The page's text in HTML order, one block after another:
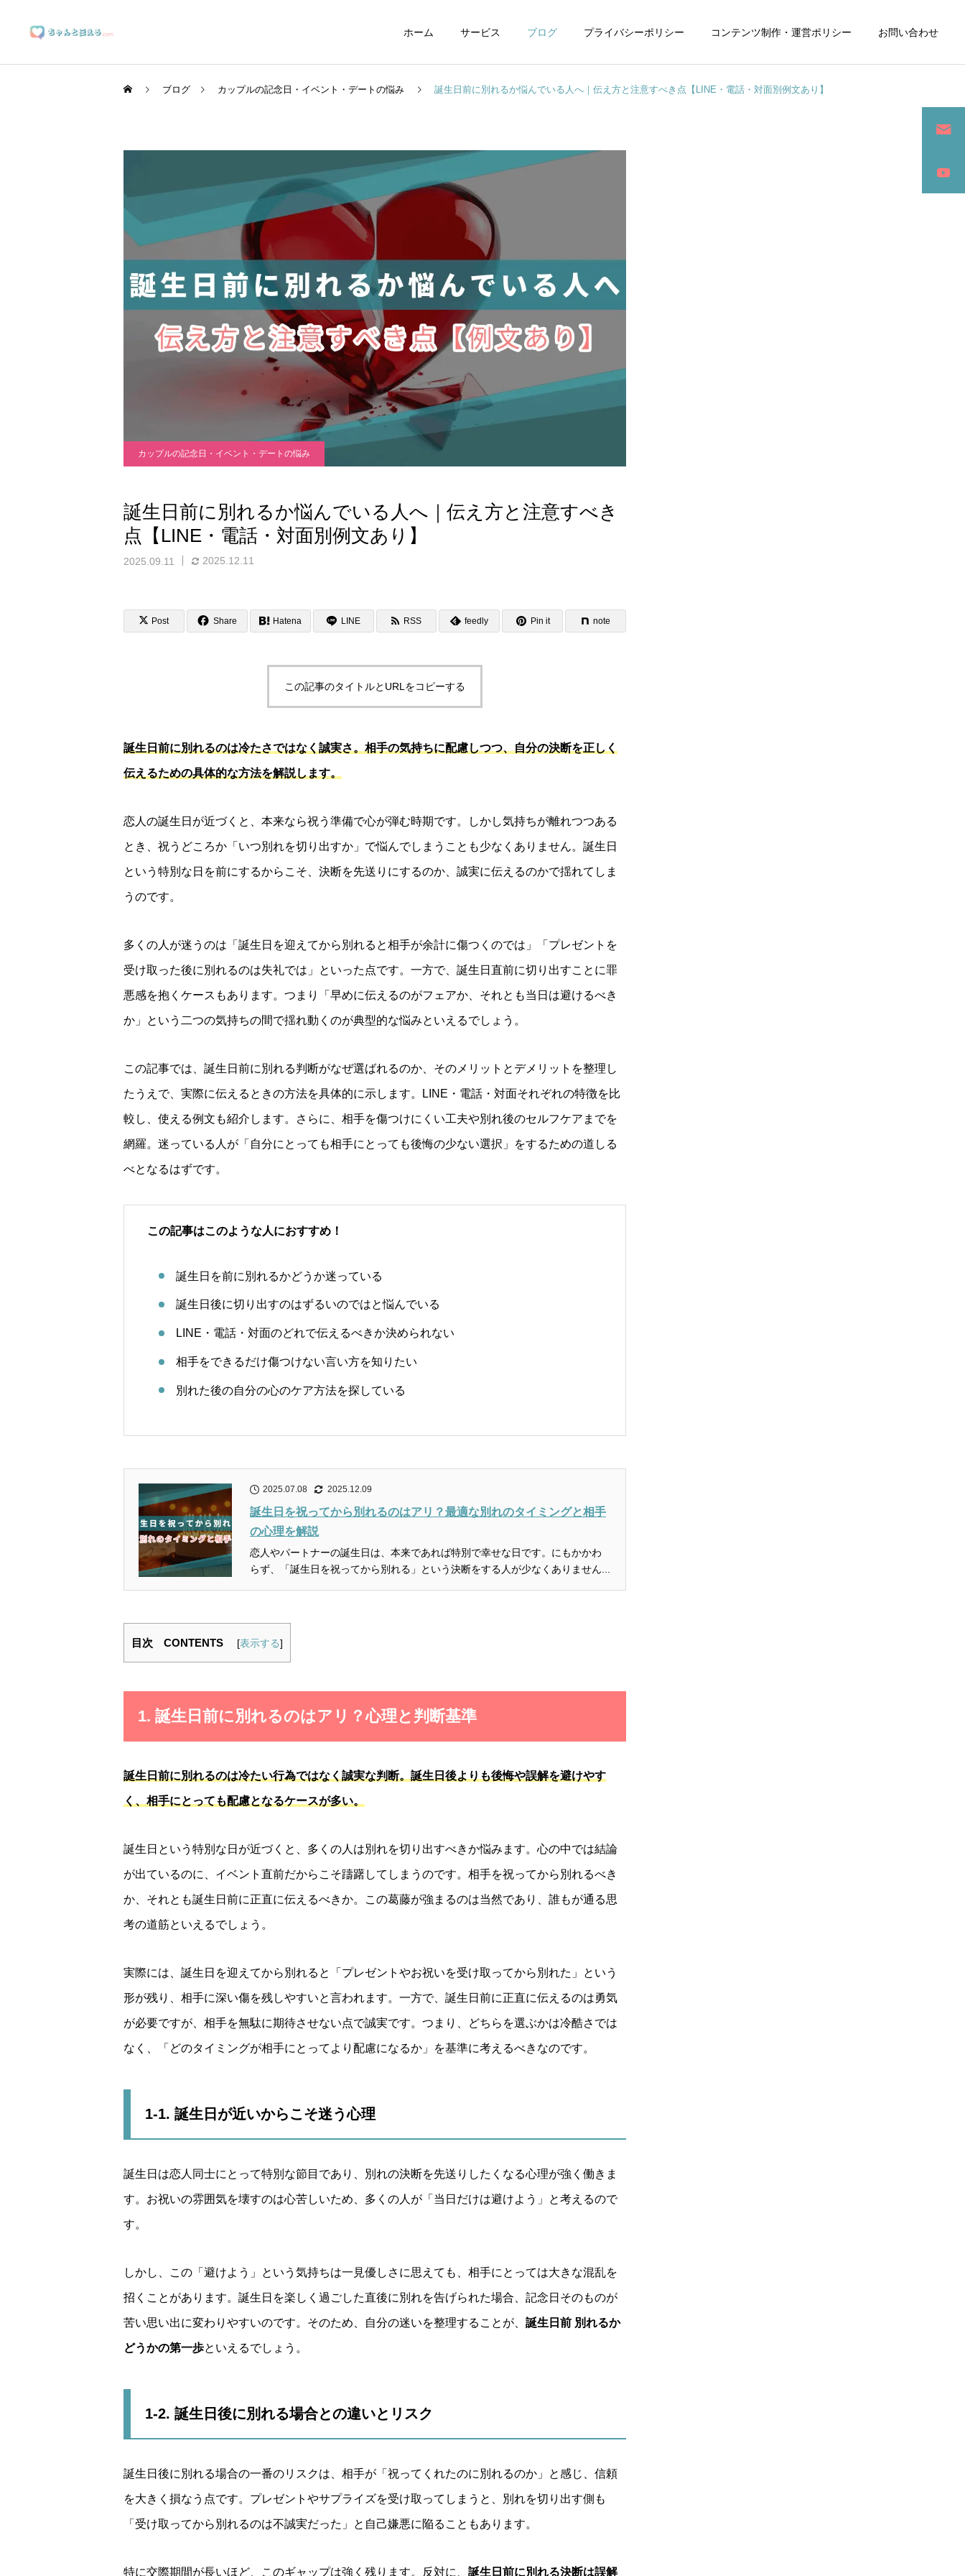
ホーム サービス ブログ プライバシーポリシー コンテンツ制作・運営ポリシー お問い合わせ
WEBデザイン
マーケティングサポート
ブログ カップルの記念日・イベント・デートの悩み 誕生日前に別れるか悩んでいる人へ｜伝え方と注意すべき点【LINE・電話・対面別例文あり】
カップルの記念日・イベント・デートの悩み
誕生日前に別れるか悩んでいる人へ｜伝え方と注意すべき
点【LINE・電話・対面別例文あり】
2025.09.11 2025.12.11
Post Share Hatena LINE RSS feedly Pin it note
この記事のタイトルとURLをコピーする
誕生日前に別れるのは冷たさではなく誠実さ。相手の気持ちに配慮しつつ、自分の決断を正しく
伝えるための具体的な方法を解説します。
恋人の誕生日が近づくと、本来なら祝う準備で心が弾む時期です。しかし気持ちが離れつつある
とき、祝うどころか「いつ別れを切り出すか」で悩んでしまうことも少なくありません。誕生日
という特別な日を前にするからこそ、決断を先送りにするのか、誠実に伝えるのかで揺れてしま
うのです。
多くの人が迷うのは「誕生日を迎えてから別れると相手が余計に傷つくのでは」「プレゼントを
受け取った後に別れるのは失礼では」といった点です。一方で、誕生日直前に切り出すことに罪
悪感を抱くケースもあります。つまり「早めに伝えるのがフェアか、それとも当日は避けるべき
か」という二つの気持ちの間で揺れ動くのが典型的な悩みといえるでしょう。
この記事では、誕生日前に別れる判断がなぜ選ばれるのか、そのメリットとデメリットを整理し
たうえで、実際に伝えるときの方法を具体的に示します。LINE・電話・対面それぞれの特徴を比
較し、使える例文も紹介します。さらに、相手を傷つけにくい工夫や別れ後のセルフケアまでを
網羅。迷っている人が「自分にとっても相手にとっても後悔の少ない選択」をするための道しる
べとなるはずです。
この記事はこのような人におすすめ！
誕生日を前に別れるかどうか迷っている
誕生日後に切り出すのはずるいのではと悩んでいる
LINE・電話・対面のどれで伝えるべきか決められない
相手をできるだけ傷つけない言い方を知りたい
別れた後の自分の心のケア方法を探している
2025.07.08 2025.12.09
誕生日を祝ってから別れるのはアリ？最適な別れのタイミングと相手
の心理を解説
恋人やパートナーの誕生日は、本来であれば特別で幸せな日です。にもかかわ
らず、「誕生日を祝ってから別れる」という決断をする人が少なくありません...
目次 CONTENTS [表示する]
1. 誕生日前に別れるのはアリ？心理と判断基準
誕生日前に別れるのは冷たい行為ではなく誠実な判断。誕生日後よりも後悔や誤解を避けやす
く、相手にとっても配慮となるケースが多い。
誕生日という特別な日が近づくと、多くの人は別れを切り出すべきか悩みます。心の中では結論
が出ているのに、イベント直前だからこそ躊躇してしまうのです。相手を祝ってから別れるべき
か、それとも誕生日前に正直に伝えるべきか。この葛藤が強まるのは当然であり、誰もが通る思
考の道筋といえるでしょう。
実際には、誕生日を迎えてから別れると「プレゼントやお祝いを受け取ってから別れた」という
形が残り、相手に深い傷を残しやすいと言われます。一方で、誕生日前に正直に伝えるのは勇気
が必要ですが、相手を無駄に期待させない点で誠実です。つまり、どちらを選ぶかは冷酷さでは
なく、「どのタイミングが相手にとってより配慮になるか」を基準に考えるべきなのです。
1-1. 誕生日が近いからこそ迷う心理
誕生日は恋人同士にとって特別な節目であり、別れの決断を先送りしたくなる心理が強く働きま
す。お祝いの雰囲気を壊すのは心苦しいため、多くの人が「当日だけは避けよう」と考えるので
す。
しかし、この「避けよう」という気持ちは一見優しさに思えても、相手にとっては大きな混乱を
招くことがあります。誕生日を楽しく過ごした直後に別れを告げられた場合、記念日そのものが
苦い思い出に変わりやすいのです。そのため、自分の迷いを整理することが、 誕生日前 別れるか
どうかの第一歩といえるでしょう。
1-2. 誕生日後に別れる場合との違いとリスク
誕生日後に別れる場合の一番のリスクは、相手が「祝ってくれたのに別れるのか」と感じ、信頼
を大きく損なう点です。プレゼントやサプライズを受け取ってしまうと、別れを切り出す側も
「受け取ってから別れるのは不誠実だった」と自己嫌悪に陥ることもあります。
特に交際期間が長いほど、このギャップは強く残ります。反対に、 誕生日前に別れる決断は誤解